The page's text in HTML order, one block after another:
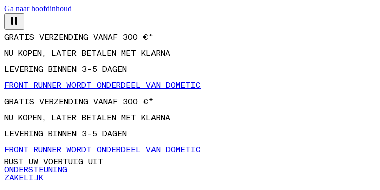
Ga naar hoofdinhoud
GRATIS VERZENDING VANAF 300 €*
NU KOPEN, LATER BETALEN MET KLARNA
LEVERING BINNEN 3–5 DAGEN
FRONT RUNNER WORDT ONDERDEEL VAN DOMETIC
GRATIS VERZENDING VANAF 300 €*
NU KOPEN, LATER BETALEN MET KLARNA
LEVERING BINNEN 3–5 DAGEN
FRONT RUNNER WORDT ONDERDEEL VAN DOMETIC
RUST UW VOERTUIG UIT
ONDERSTEUNING
ZAKELIJK